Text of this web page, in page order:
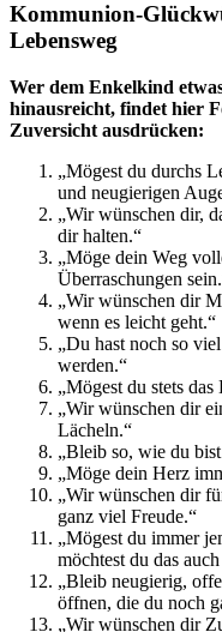
Kommunion-
Lebensweg
Wer dem Enkelkind
hinausreicht, findet hier
Zuversicht ausdrücken:
„Mögest du durchs
und neugierigen
„Wir wünschen dir,
dir halten.“
„Möge dein Weg
Überraschungen
„Wir wünschen dir
wenn es leicht geht.“
„Du hast noch so
werden.“
„Mögest du stets
„Wir wünschen dir
Lächeln.“
„Bleib so, wie du
„Möge dein Herz
„Wir wünschen dir
ganz viel Freude.“
„Mögest du immer
möchtest du das
„Bleib neugierig,
öffnen, die du noch
„Wir wünschen dir